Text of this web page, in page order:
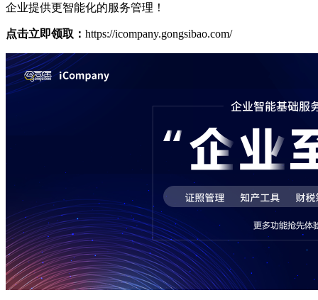
企业提供更智能化的服务管理！
点击立即领取： https://icompany.gongsibao.com/